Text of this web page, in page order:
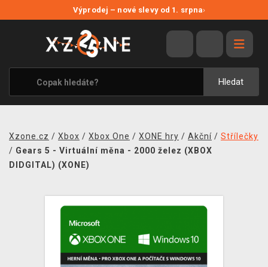
Výprodej – nové slevy od 1. srpna›
Hledat
VÝPRODEJ
VIDEOHRY
XZONE ORIGINALS
TÉMATIKY
MERCHANDISE
PRODEJNY
Xzone.cz / Xbox / Xbox One / XONE hry / Akční / Střílečky
/ Gears 5 - Virtuální měna - 2000 želez (XBOX
DIDGITAL) (XONE)